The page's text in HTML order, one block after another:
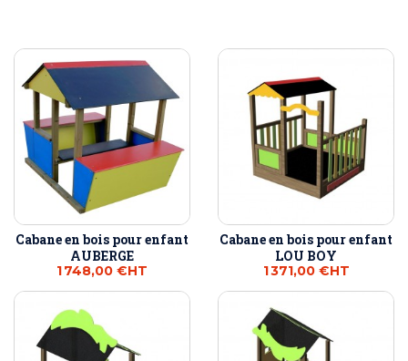
Cabane en bois pour enfant
AUBERGE
1 748,00 €HT
Cabane en bois pour enfant
LOU BOY
1 371,00 €HT